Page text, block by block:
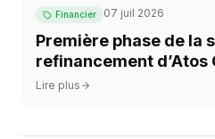
Financier 07 juil 2026
Première phase de la
refinancement d’Atos
Lire plus